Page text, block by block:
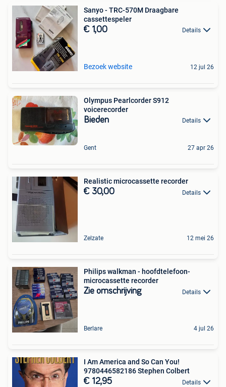
Sanyo - TRC-570M Draagbare
cassettespeler
€ 1,00 Details
Bezoek website 12 jul 26
Olympus Pearlcorder S912
voicerecorder
Bieden Details
Gent 27 apr 26
Realistic microcassette recorder
€ 30,00 Details
Zelzate 12 mei 26
Philips walkman - hoofdtelefoon-
microcassette recorder
Zie omschrijving Details
Berlare 4 jul 26
I Am America and So Can You!
9780446582186 Stephen Colbert
€ 12,95 Details